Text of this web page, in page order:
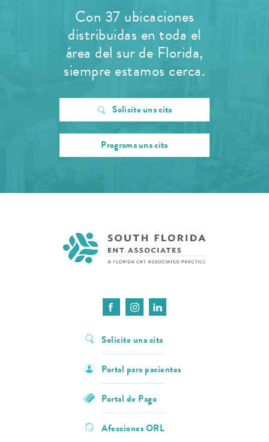
Con 37 ubicaciones
distribuidas en toda el
área del sur de Florida,
siempre estamos cerca.
Solicite una cita
Programa una cita
Solicite una cita
Portal para pacientes
Portal de Pago
Afecciones ORL